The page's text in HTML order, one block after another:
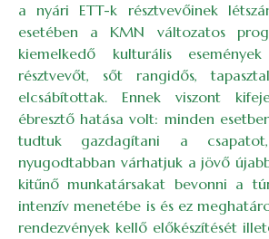
a nyári ETT-k résztvevőinek
esetében a KMN változatos
kiemelkedő kulturális
résztvevőt, sőt rangidős,
elcsábítottak. Ennek viszont
ébresztő hatása volt: minden
tudtuk gazdagítani a
nyugodtabban várhatjuk a jövő
kitűnő munkatársakat bevonni a
intenzív menetébe is és ez
rendezvények kellő előkészítését